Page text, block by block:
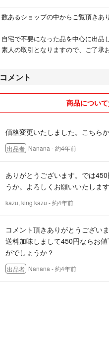
数あるショップの中からご覧頂きあ
自宅で不要になった品を中心に出品
素人の取引となりますので、ご了承
コメント
商品につい
価格変更いたしました。こちら
出品者 Nanana- 約4年前
ありがとうございます。では
うか。よろしくお願いいたします
kazu, king kazu - 約4年前
コメント頂きありがとうございま
送料加味しまして450円ならお
がでしょうか？
出品者 Nanana- 約4年前
こちら400円で即決させていた